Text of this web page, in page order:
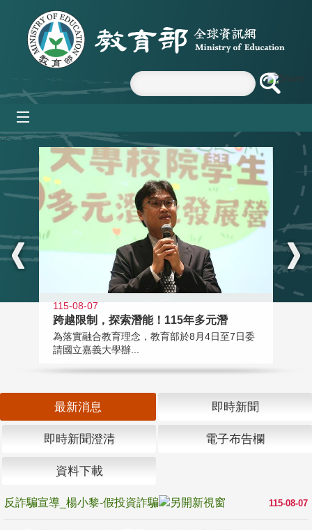
跳到主要內容區塊
:::
115-08-07
跨越限制，探索潛能！115年多元潛
為落實融合教育理念，教育部於8月4日至7日委
請國立嘉義大學辦...
最新消息 即時新聞
即時新聞澄清 電子布告欄
資料下載
115-08-07
反詐騙宣導_楊小黎-假投資詐騙